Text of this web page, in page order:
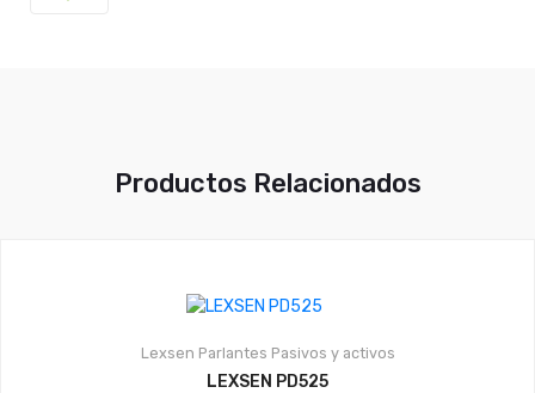
Productos Relacionados
Lexsen Parlantes Pasivos y activos
LEXSEN PD525